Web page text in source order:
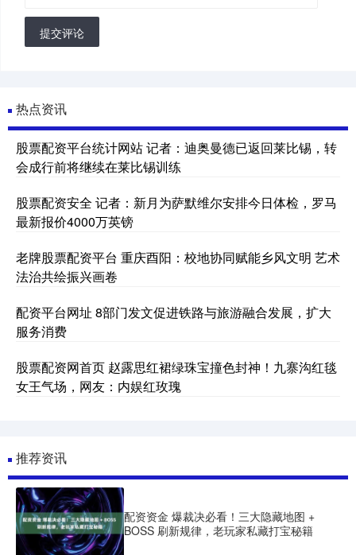
提交评论
热点资讯
股票配资平台统计网站 记者：迪奥曼德已返回莱比锡，转
会成行前将继续在莱比锡训练
股票配资安全 记者：新月为萨默维尔安排今日体检，罗马
最新报价4000万英镑
老牌股票配资平台 重庆酉阳：校地协同赋能乡风文明 艺术
法治共绘振兴画卷
配资平台网址 8部门发文促进铁路与旅游融合发展，扩大
服务消费
股票配资网首页 赵露思红裙绿珠宝撞色封神！九寨沟红毯
女王气场，网友：内娱红玫瑰
推荐资讯
配资资金 爆裁决必看！三大隐藏地图 +
BOSS 刷新规律，老玩家私藏打宝秘籍